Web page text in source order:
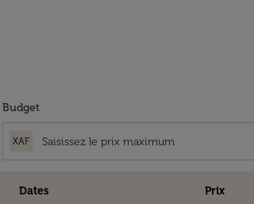
Budget
XAF
Dates Prix